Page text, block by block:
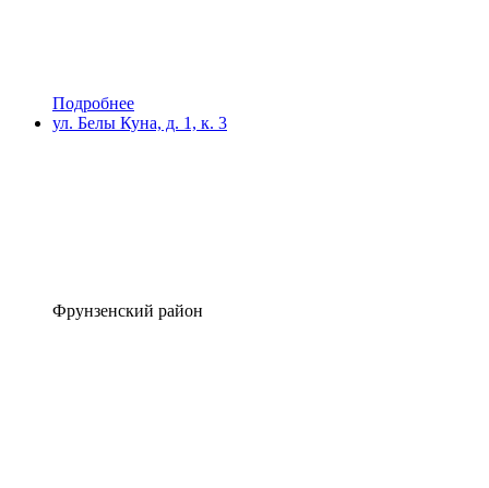
Подробнее
ул. Белы Куна, д. 1, к. 3
Фрунзенский район